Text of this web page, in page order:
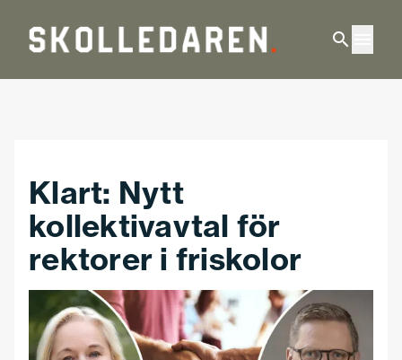
Klart: Nytt
kollektivavtal för
rektorer i friskolor